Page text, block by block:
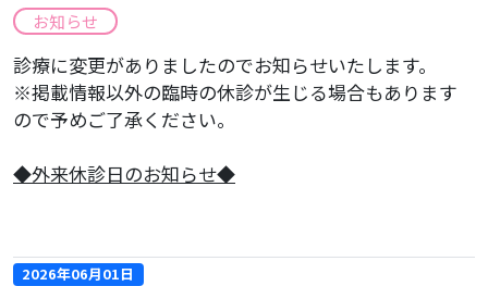
お知らせ
診療に変更がありましたのでお知らせいたします。
※掲載情報以外の臨時の休診が生じる場合もあります
ので予めご了承ください。
​◆外来休診日のお知らせ◆
2026年06月01日